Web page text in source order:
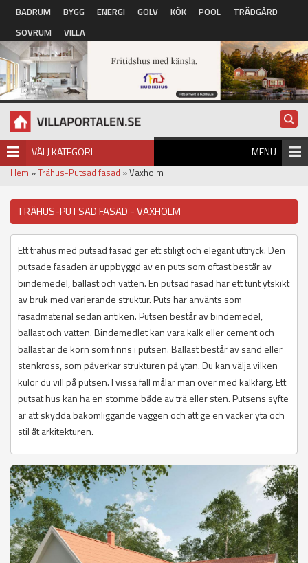
Hoppa till huvudinnehåll
BADRUM BYGG ENERGI GOLV KÖK POOL
TRÄDGÅRD
SOVRUM
VILLA
VÄLJ KATEGORI MENU
Hem »Trähus-Putsad fasad » Vaxholm
TRÄHUS-PUTSAD FASAD - VAXHOLM
Ett trähus med putsad fasad ger ett stiligt och elegant uttryck. Den
putsade fasaden är uppbyggd av en puts som oftast består av
bindemedel, ballast och vatten. En putsad fasad har ett tunt ytskikt
av bruk med varierande struktur. Puts har använts som
fasadmaterial sedan antiken. Putsen består av bindemedel,
ballast och vatten. Bindemedlet kan vara kalk eller cement och
ballast är de korn som finns i putsen. Ballast består av sand eller
stenkross, som påverkar strukturen på ytan. Du kan välja vilken
kulör du vill på putsen. I vissa fall målar man över med kalkfärg. Ett
putsat hus kan ha en stomme både av trä eller sten. Putsens syfte
är att skydda bakomliggande väggen och att ge en vacker yta och
stil åt arkitekturen.